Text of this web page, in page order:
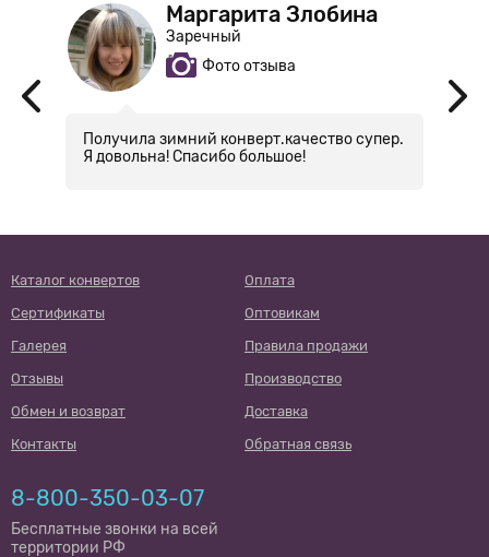
Маргарита Злобина
Заречный
Фото отзыва
Получила зимний конверт.качество супер.
Я довольна! Спасибо большое!
Каталог конвертов
Оплата
Сертификаты
Оптовикам
Галерея
Правила продажи
Отзывы
Производство
Обмен и возврат
Доставка
Контакты
Обратная связь
8-800-350-03-07
Бесплатные звонки на всей
территории РФ